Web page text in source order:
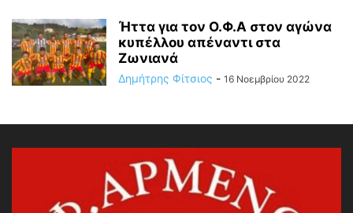
Ήττα για τον Ο.Φ.Α στον αγώνα
κυπέλλου απέναντι στα
Ζωνιανά
Δημήτρης Φίτσιος - 16 Νοεμβρίου 2022